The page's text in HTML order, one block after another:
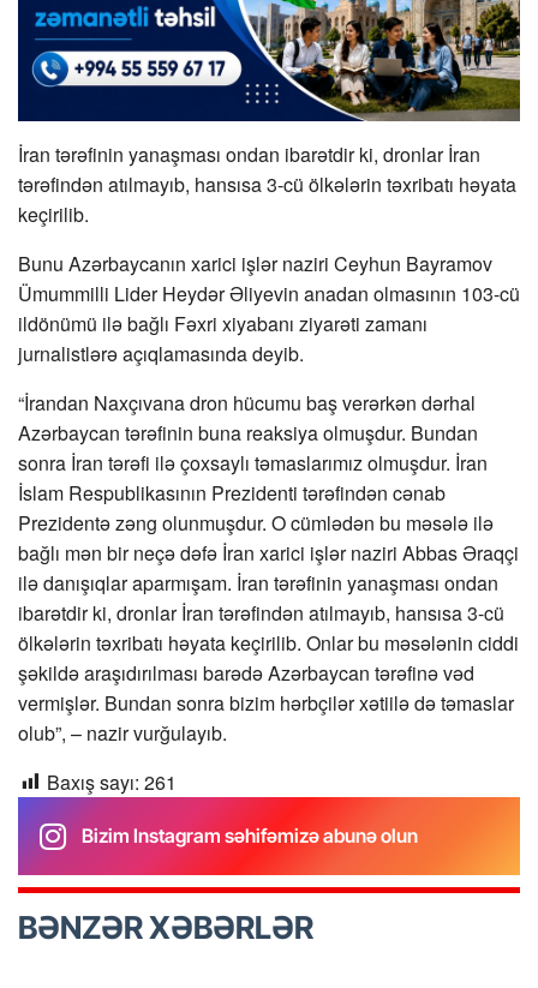
İran tərəfinin yanaşması ondan ibarətdir ki, dronlar İran
tərəfindən atılmayıb, hansısa 3-cü ölkələrin təxribatı həyata
keçirilib.
Bunu Azərbaycanın xarici işlər naziri Ceyhun Bayramov
Ümummilli Lider Heydər Əliyevin anadan olmasının 103-cü
ildönümü ilə bağlı Fəxri xiyabanı ziyarəti zamanı
jurnalistlərə açıqlamasında deyib.
“İrandan Naxçıvana dron hücumu baş verərkən dərhal
Azərbaycan tərəfinin buna reaksiya olmuşdur. Bundan
sonra İran tərəfi ilə çoxsaylı təmaslarımız olmuşdur. İran
İslam Respublikasının Prezidenti tərəfindən cənab
Prezidentə zəng olunmuşdur. O cümlədən bu məsələ ilə
bağlı mən bir neçə dəfə İran xarici işlər naziri Abbas Əraqçi
ilə danışıqlar aparmışam. İran tərəfinin yanaşması ondan
ibarətdir ki, dronlar İran tərəfindən atılmayıb, hansısa 3-cü
ölkələrin təxribatı həyata keçirilib. Onlar bu məsələnin ciddi
şəkildə araşıdırılması barədə Azərbaycan tərəfinə vəd
vermişlər. Bundan sonra bizim hərbçilər xətiilə də təmaslar
olub”, – nazir vurğulayıb.
Baxış sayı: 261
Bizim Instagram səhifəmizə abunə olun
BƏNZƏR XƏBƏRLƏR